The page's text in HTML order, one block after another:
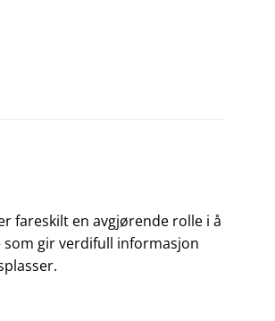
fareskilt en avgjørende rolle i å
som gir verdifull informasjon